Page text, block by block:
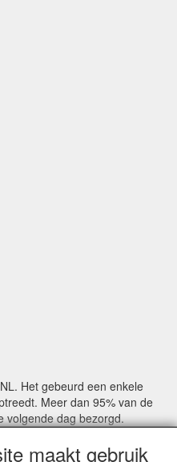
Het gebeurd een enkele
Meer dan 95% van de
volgende dag bezorgd.
maakt gebruik